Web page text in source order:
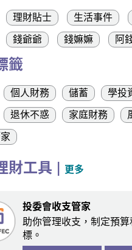
理財貼士 生活事件
錢爺爺 錢嫲嫲 阿
籤
個人財務 儲蓄 學投
退休不惑 家庭財務
財工具 | 更多
投委會收支管家
助你管理收支，制定預算
標。